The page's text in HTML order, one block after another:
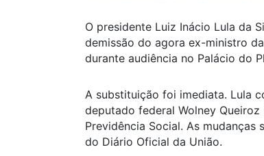
O presidente Luiz Inácio Lula da
demissão do agora ex-ministro
durante audiência no Palácio do
A substituição foi imediata. Lula
deputado federal Wolney
Previdência Social. As
do Diário Oficial da União.